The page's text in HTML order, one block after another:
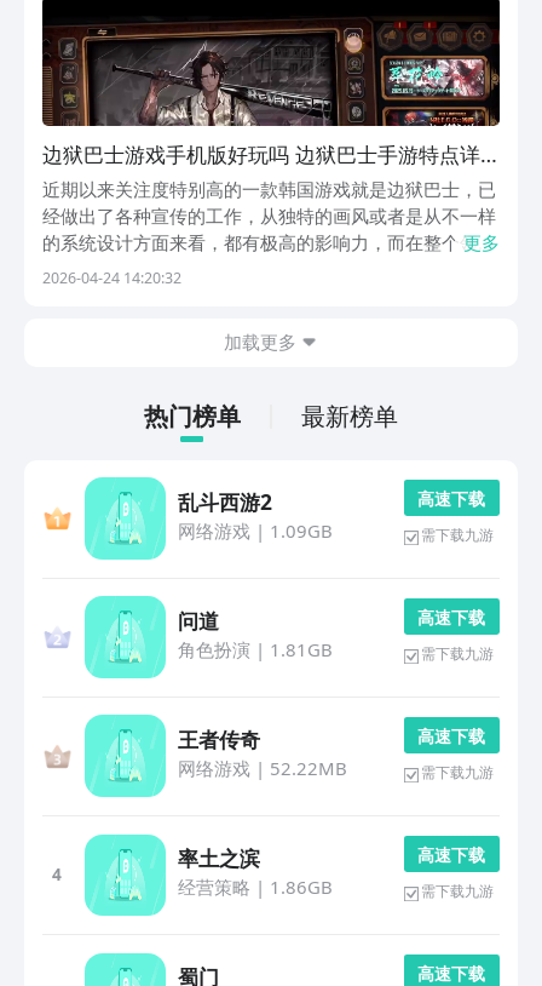
边狱巴士游戏手机版好玩吗 边狱巴士手游特点详
解
近期以来关注度特别高的一款韩国游戏就是边狱巴士，已
经做出了各种宣传的工作，从独特的画风或者是从不一样
的系统设计方面来看，都有极高的影响力，而在整个领域
当中也有极高的辨识度。边狱巴士手游好玩吗这是很多人
更多
2026-04-24 14:20:32
加载更多
热门榜单 最新榜单
乱斗西游2
网络游戏| 1.09GB
高 速 下 载
需下载九游
问道
角色扮演 | 1.81GB
高 速 下 载
需下载九游
王者传奇
网络游戏| 52.22MB
高 速 下 载
需下载九游
4
率土之滨
经营策略 | 1.86GB
高 速 下 载
需下载九游
蜀门 高 速 下 载